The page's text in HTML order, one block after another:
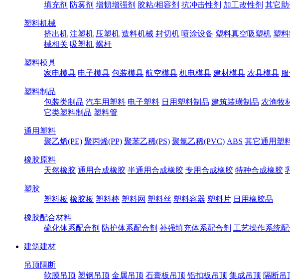
填充剂 防雾剂 增韧增强剂 胶粘/相容剂 抗冲击性剂 加工改性剂 其它助
塑料机械
挤出机 注塑机 压塑机 造料机械 封切机 喷涂设备 塑料真空吸塑机 塑
械相关 吸塑机 螺杆
塑料模具
家电模具 电子模具 包装模具 航空模具 机电模具 建材模具 农具模具
塑料制品
包装类制品 汽车用塑料 电子塑料 日用塑料制品 建筑装璜制品 农渔牧
它类塑料制品 塑料管
通用塑料
聚乙烯(PE) 聚丙烯(PP) 聚苯乙稀(PS) 聚氯乙稀(PVC) ABS 其它通用塑
橡胶原料
天然橡胶 通用合成橡胶 半通用合成橡胶 专用合成橡胶 特种合成橡胶
塑胶
塑料板 橡胶板 塑料棒 塑料网 塑料丝 塑料容器 塑料片 日用橡胶品
橡胶配合材料
硫化体系配合剂 防护体系配合剂 补强填充体系配合剂 工艺操作系统配
建筑建材
吊顶隔断
软膜吊顶 塑钢吊顶 金属吊顶 石膏板吊顶 铝扣板吊顶 集成吊顶 隔断吊